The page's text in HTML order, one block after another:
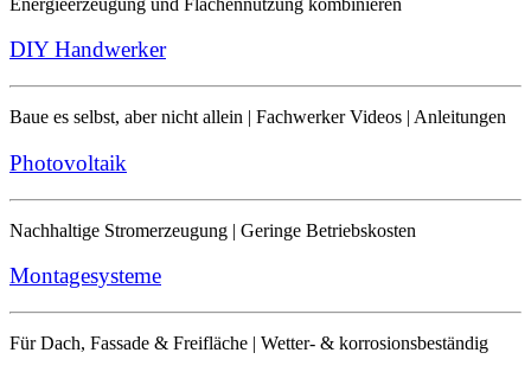
DIY Handwerker
Baue es selbst, aber nicht allein | Fachwerker Videos | Anleitungen
Photovoltaik
Nachhaltige Stromerzeugung | Geringe Betriebskosten
Montagesysteme
Für Dach, Fassade & Freifläche | Wetter- & korrosionsbeständig